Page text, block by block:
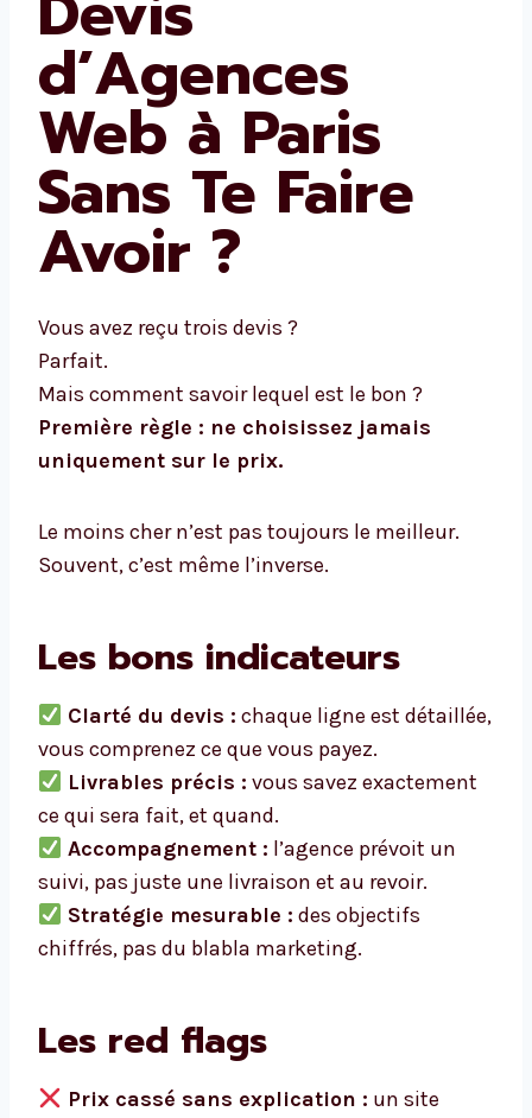
d’Agences
Web à Paris
Sans Te Faire
Avoir ?
Vous avez reçu trois devis ?
Parfait.
Mais comment savoir lequel est le bon ?
Première règle : ne choisissez jamais
uniquement sur le prix.
Le moins cher n’est pas toujours le meilleur.
Souvent, c’est même l’inverse.
Les bons indicateurs
Clarté du devis : chaque ligne est détaillée,
vous comprenez ce que vous payez.
Livrables précis : vous savez exactement
ce qui sera fait, et quand.
Accompagnement : l’agence prévoit un
suivi, pas juste une livraison et au revoir.
Stratégie mesurable : des objectifs
chiffrés, pas du blabla marketing.
Les red flags
Prix cassé sans explication : un site